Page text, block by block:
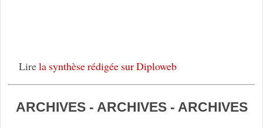
Lirela synthèse rédigée sur Diploweb
ARCHIVES - ARCHIVES - ARCHIVES